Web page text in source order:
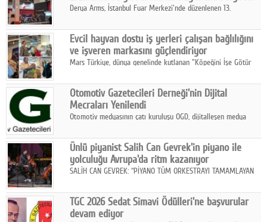
Twitter
Google Plus
© 2026 TÜM HAKLARI SAKLIDIR
Derya Arms, İstanbul Fuar Merkezi'nde düzenlenen 13.
Fuarı'nda sektör profesyonelleri, iş ortakları, bayiler ve son
kullanıcılarla bir araya geldi.
Evcil hayvan dostu iş yerleri çalışan bağlılığını
ve işveren markasını güçlendiriyor
Mars Türkiye, dünya genelinde kutlanan "Köpeğini İşe Götür
çalışan bağlılığı, iyi olma hali ve işveren markası üzerindeki
etkisine dikkat çekti.
Otomotiv Gazetecileri Derneği'nin Dijital
Mecraları Yenilendi
Otomotiv medyasının çatı kuruluşu OGD, dijitalleşen medya
hedefiyle internet sitesini ve sosyal medya kanallarını yeniledi.
Ünlü piyanist Salih Can Gevrek'in piyano ile
yolculuğu Avrupa'da ritm kazanıyor
SALİH CAN GEVREK: “PİYANO TÜM ORKESTRAYI TAMAMLAYAN
ETKİ YARATIYOR"
TGC 2026 Sedat Simavi Ödülleri'ne başvurular
devam ediyor